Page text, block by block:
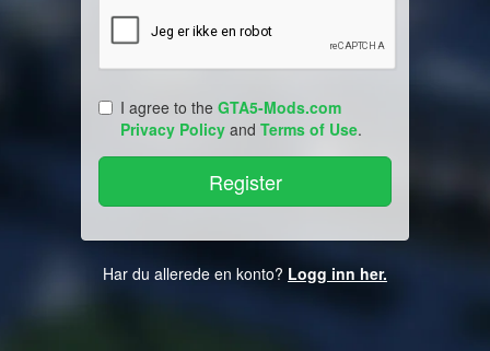
I agree to the GTA5-Mods.com
Privacy Policy and Terms of Use.
Har du allerede en konto? Logg inn her.